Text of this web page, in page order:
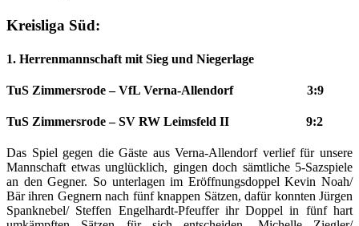
Kreisliga Süd:
1. Herrenmannschaft mit Sieg und Niegerlage
TuS Zimmersrode – VfL Verna-Allendorf 3:9
TuS Zimmersrode – SV RW Leimsfeld II 9:2
Das Spiel gegen die Gäste aus Verna-Allendorf verlief für unsere
Mannschaft etwas unglücklich, gingen doch sämtliche 5-Sazspiele
an den Gegner. So unterlagen im Eröffnungsdoppel Kevin Noah/
Bär ihren Gegnern nach fünf knappen Sätzen, dafür konnten Jürgen
Spanknebel/ Steffen Engelhardt-Pfeuffer ihr Doppel in fünf hart